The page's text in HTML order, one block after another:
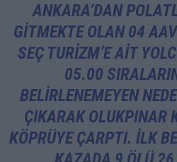
ANKARA’DAN
GITMEKTE OLAN 04
SEÇ TURIZM’E AIT
05.00
BELIRLENEMEYEN
ÇIKARAK OLUKPINAR
KÖPRÜYE ÇARPTI. İLK